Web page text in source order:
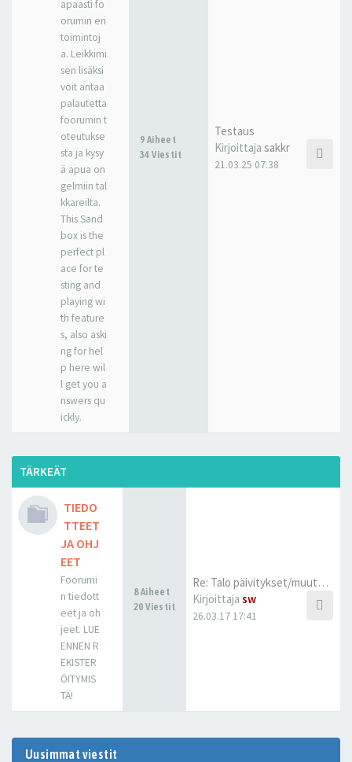
Uusimmat viestit
apaasti fo
orumin eri
toimintoj
a. Leikkimi
sen lisäksi
voit antaa
palautetta
foorumin t
oteutukse
sta ja kysy
ä apua on
gelmiin tal
kkareilta.
This Sand
box is the
perfect pl
ace for te
sting and
playing wi
th feature
s, also aski
ng for hel
p here wil
l get you a
nswers qu
ickly.
9 Aiheet
34 Viestit
Testaus
Kirjoittaja sakkr
21.03.25 07:38
TÄRKEÄT
TIEDO
TTEET
JA OHJ
EET
Foorumi
n tiedott
eet ja oh
jeet. LUE
ENNEN R
EKISTER
ÖITYMIS
TÄ!
8 Aiheet
20 Viestit
Re: Talo päivitykset/muutokset
Kirjoittaja sw
26.03.17 17:41